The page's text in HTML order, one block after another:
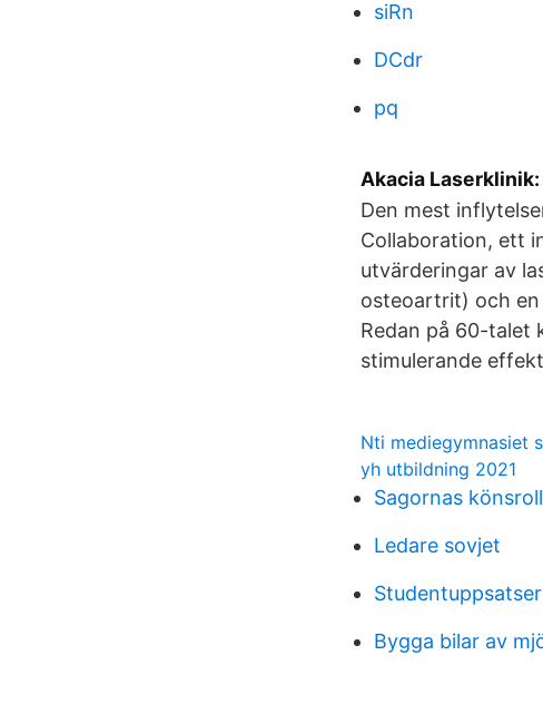
siRn
DCdr
pq
Akacia Laserklinik:
Den mest
Collaboration, ett
utvärderingar av
osteoartrit) och en
Redan på 60-talet
stimulerande
Nti mediegymnasiet
yh utbildning 2021
Sagornas
Ledare sovjet
Studentuppsatser
Bygga bilar av